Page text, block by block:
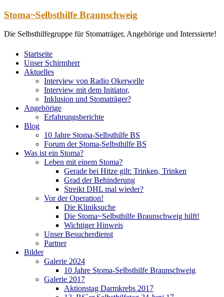
Zum
springen
Stoma~Selbsthilfe Braunschweig
Die Selbsthilfegruppe für Stomaträger, Angehörige und Interssierte!
Startseite
Unser Schirmherr
Aktuelles
Interview von Radio Okerwelle
Interview mit dem Initiator,
Inklusion und Stomaträger?
Angehörige
Erfahrungsberichte
Blog
10 Jahre Stoma-Selbsthilfe BS
Forum der Stoma-Selbsthilfe BS
Was ist ein Stoma?
Leben mit einem Stoma?
Gerade bei Hitze gilt: Trinken, Trinken
Grad der Behinderung
Streikt DHL mal wieder?
Vor der Operation!
Die Kliniksuche
Die Stoma~Selbsthilfe Braunschweig hilft!
Wichtiger Hinweis
Unser Besucherdienst
Partner
Bilder
Galerie 2024
10 Jahre Stoma-Selbsthilfe Braunschweig
Galerie 2017
Aktionstag Darmkrebs 2017